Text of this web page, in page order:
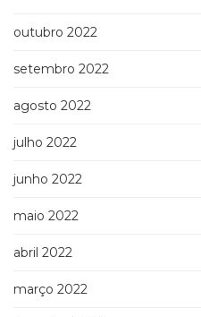
outubro 2022
setembro 2022
agosto 2022
julho 2022
junho 2022
maio 2022
abril 2022
março 2022